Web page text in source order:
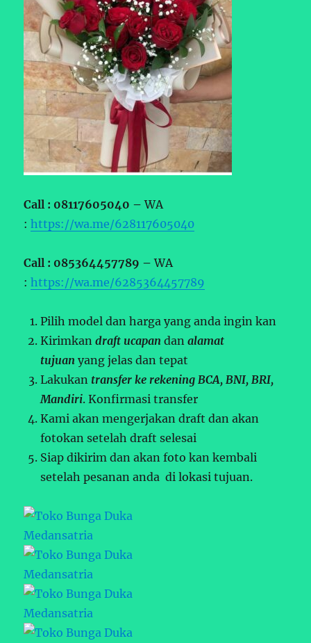
Call : 08117605040 –WA
:https://wa.me/628117605040
Call : 085364457789 –WA
:https://wa.me/6285364457789
Pilih model dan harga yang anda ingin kan
Kirimkandraft ucapan danalamat
tujuan yang jelas dan tepat
Lakukan transfer ke rekening BCA, BNI, BRI,
Mandiri. Konfirmasi transfer
Kami akan mengerjakan draft dan akan
fotokan setelah draft selesai
Siap dikirim dan akan foto kan kembali
setelah pesanan anda di lokasi tujuan.